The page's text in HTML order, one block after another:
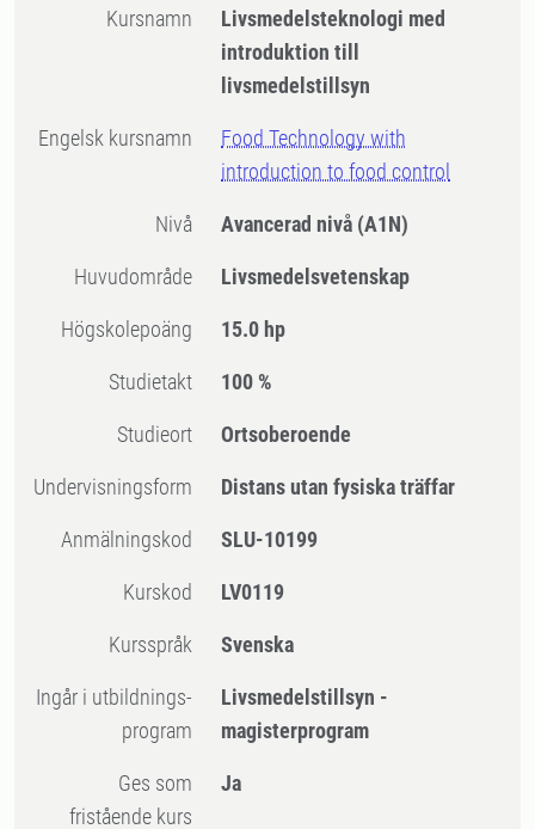
Kursnamn
Livsmedelsteknologi med
introduktion till
livsmedelstillsyn
Engelsk kursnamn
Food Technology with
introduction to food control
Nivå Avancerad nivå (A1N)
Huvudområde Livsmedelsvetenskap
högskolepoäng 15.0 hp
Studietakt 100 %
Studieort Ortsoberoende
Undervisningsform Distans utan fysiska träffar
Anmälningskod SLU-10199
Kurskod LV0119
Kursspråk Svenska
Ingår i utbildnings-
program
Livsmedelstillsyn -
magisterprogram
Ges som
fristående kurs
Ja